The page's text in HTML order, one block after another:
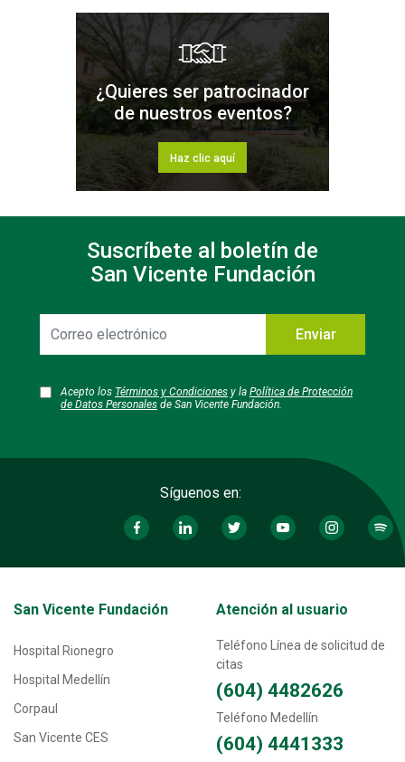
¿Quieres ser patrocinador
de nuestros eventos?
Haz clic aquí
Suscríbete al boletín de
San Vicente Fundación
electrónico
Acepto los Términos y Condiciones y la Política de Protección
de Datos Personales de San Vicente Fundación.
Enviar
Síguenos en:
Transversal - Menú San Vicente fundación footer
San Vicente Fundación
Hospital Rionegro
Hospital Medellín
Corpaul
San Vicente CES
Atención al usuario
Teléfono Línea de solicitud de
citas
(604) 4482626
Teléfono Medellín
(604) 4441333